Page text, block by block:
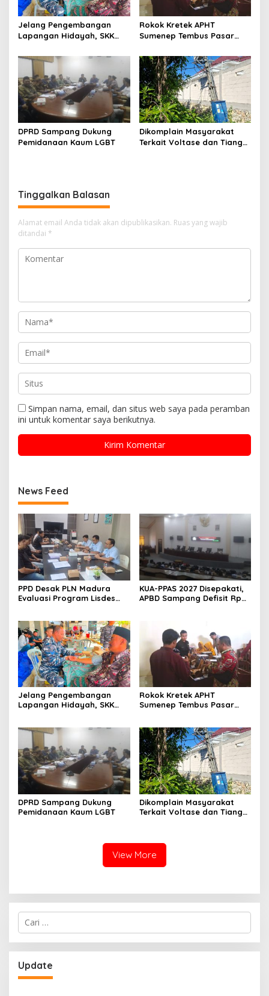
Jelang Pengembangan
Lapangan Hidayah, SKK
Perkuat Sinergi dengan
Nelayan Sampang
Rokok Kretek APHT
Sumenep Tembus Pasar
DPRD Sampang Dukung
Pemidanaan Kaum LGBT
Dikomplain Masyarakat
Terkait Voltase dan Tiang
Tinggalkan Balasan
Alamat email Anda tidak akan dipublikasikan. Ruas yang wajib
ditandai *
Simpan nama, email, dan situs web saya pada peramban
ini untuk komentar saya berikutnya.
News Feed
PPD Desak PLN Madura
Evaluasi Program Lisdes
KUA-PPAS 2027 Disepakati,
APBD Sampang Defisit Rp
Jelang Pengembangan
Lapangan Hidayah, SKK
Nelayan Sampang
Rokok Kretek APHT
Sumenep Tembus Pasar
DPRD Sampang Dukung
Pemidanaan Kaum LGBT
Dikomplain Masyarakat
Terkait Voltase dan Tiang
View More
Cari
untuk:
Update